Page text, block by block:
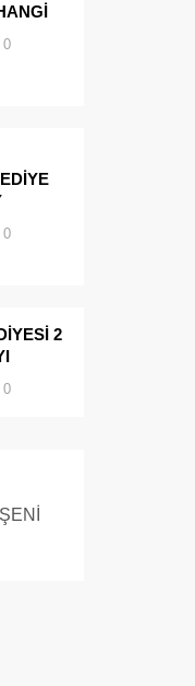
0
0
2
0